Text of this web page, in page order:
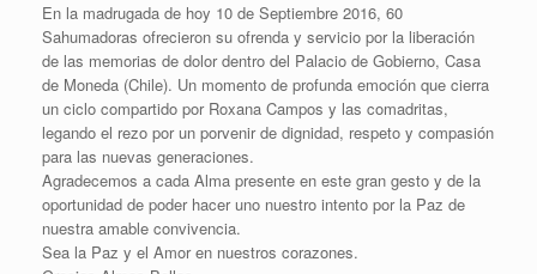
En la madrugada de hoy 10 de Septiembre 2016, 60
Sahumadoras ofrecieron su ofrenda y servicio por la liberación
de las memorias de dolor dentro del Palacio de Gobierno, Casa
de Moneda (Chile). Un momento de profunda emoción que cierra
un ciclo compartido por Roxana Campos y las comadritas,
legando el rezo por un porvenir de dignidad, respeto y compasión
para las nuevas generaciones.
Agradecemos a cada Alma presente en este gran gesto y de la
oportunidad de poder hacer uno nuestro intento por la Paz de
nuestra amable convivencia.
Sea la Paz y el Amor en nuestros corazones.